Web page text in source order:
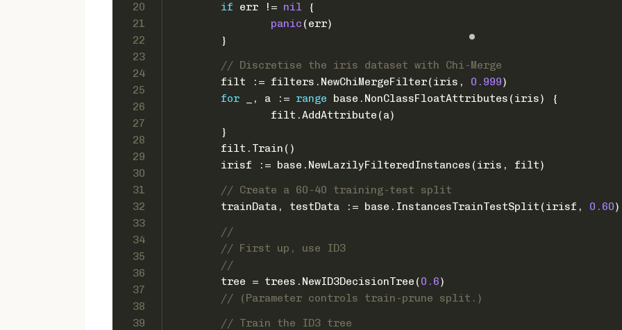
20
21
22
23
24
25
26
27
28
29
30
31
32
33
34
35
36
37
38
39
if err != nil {
panic (err)
	}
// Discretise the iris dataset with Chi-Merge
	filt := filters.NewChiMergeFilter(iris,
0.999)
for _, a := range base.NonClassFloatAttributes(iris) {
		filt.AddAttribute(a)
	}
	filt.Train()
	irisf := base.NewLazilyFilteredInstances(iris, filt)
// Create a 60-40 training-test split
	trainData, testData := base.InstancesTrainTestSplit(irisf,
0.60)
//
// First up, use ID3
//
	tree = trees.NewID3DecisionTree(
0.6)
// (Parameter controls train-prune split.)
// Train the ID3 tree